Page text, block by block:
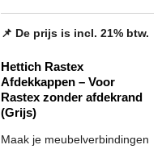
📌 De prijs is incl. 21% btw.
Hettich Rastex
Afdekkappen – Voor
Rastex zonder afdekrand
(Grijs)
Maak je meubelverbindingen